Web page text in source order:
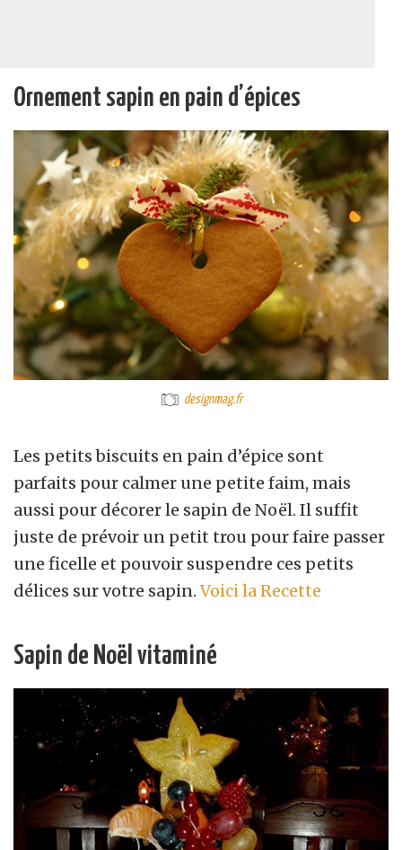
Ornement sapin en pain d’épices
designmag.fr
Les petits biscuits en pain d’épice sont
parfaits pour calmer une petite faim, mais
aussi pour décorer le sapin de Noël. Il suffit
juste de prévoir un petit trou pour faire passer
une ficelle et pouvoir suspendre ces petits
délices sur votre sapin.Voici la Recette
Sapin de Noël vitaminé